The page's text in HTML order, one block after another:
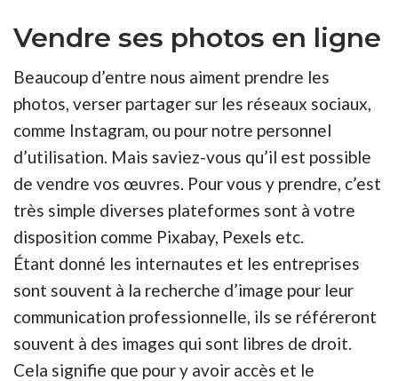
Vendre ses photos en ligne
Beaucoup d’entre nous aiment prendre les
photos, verser partager sur les réseaux sociaux,
comme Instagram, ou pour notre personnel
d’utilisation. Mais saviez-vous qu’il est possible
de vendre vos œuvres. Pour vous y prendre, c’est
très simple diverses plateformes sont à votre
disposition comme Pixabay, Pexels etc.
Étant donné les internautes et les entreprises
sont souvent à la recherche d’image pour leur
communication professionnelle, ils se référeront
souvent à des images qui sont libres de droit.
Cela signifie que pour y avoir accès et le